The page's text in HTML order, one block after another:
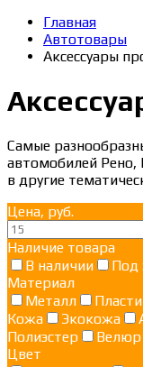
Главная
Автотовары
Аксессуары
Самые
автомобилей Рено,
в другие
Цена, руб.
Наличие товара
В наличии
Под
Материал
Металл
Кожа
Экокожа
Полиэстер
Велюр
Цвет